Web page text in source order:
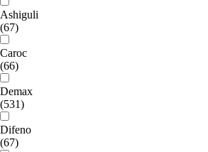
Ashiguli
(67)
Caroc
(66)
Demax
(531)
Difeno
(67)